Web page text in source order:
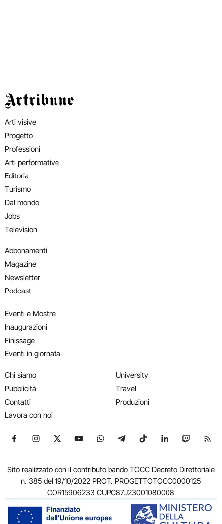
Artribune
Arti visive
Progetto
Professioni
Arti performative
Editoria
Turismo
Dal mondo
Jobs
Television
Abbonamenti
Magazine
Newsletter
Podcast
Eventi e Mostre
Inaugurazioni
Finissage
Eventi in giornata
Chi siamo
Pubblicità
Contatti
Lavora con noi
University
Travel
Produzioni
Seguici su Facebook
Seguici su Instagram
Seguici su X
Seguici su YouTube
Seguici su WhatsApp
Seguici su Telegram
Seguici su TikTok
Seguici su
Seguici
Sito realizzato con il contributo bando TOCC Decreto Direttoriale
n. 385 del 19/10/2022 PROT. PROGETTOTOCC0000125
COR15906233 CUPC87J23001080008